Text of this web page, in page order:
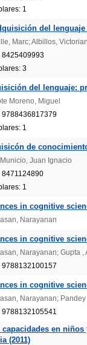
1
del lenguaje
Marc; Albillos,
8425409993
3
del lenguaje:
Moreno, Miguel
9788436817379
1
de
Juan Ignacio
8471124890
1
in cognitive
Narayanan
in cognitive
Narayanan; Gupta ,
9788132100157
in cognitive
Narayanan;
9788132105541
capacidades en
(2011)